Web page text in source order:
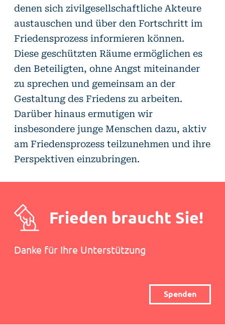
denen sich zivilgesellschaftliche Akteure
austauschen und über den Fortschritt im
Friedensprozess informieren können.
Diese geschützten Räume ermöglichen es
den Beteiligten, ohne Angst miteinander
zu sprechen und gemeinsam an der
Gestaltung des Friedens zu arbeiten.
Darüber hinaus ermutigen wir
insbesondere junge Menschen dazu, aktiv
am Friedensprozess teilzunehmen und ihre
Perspektiven einzubringen.
Frieden braucht Sie!
Danke für Ihre Unterstützung
Spenden